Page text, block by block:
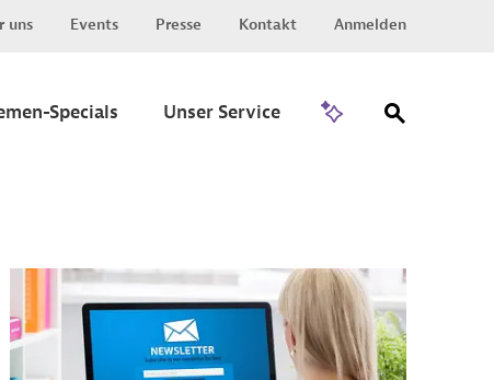
uns Events Presse Kontakt Anmelden
Specials Unser Service